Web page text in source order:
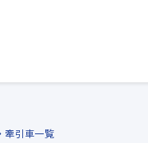
牽引車一覧